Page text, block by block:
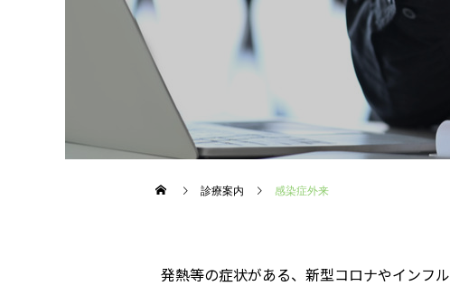
診療案内 感染症外来
発熱等の症状がある、新型コロナやインフ